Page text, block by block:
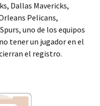
Dallas Mavericks,
Pelicans,
uno de los equipos
tener un jugador en el
el registro.